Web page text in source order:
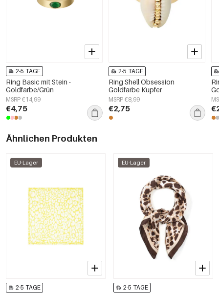
2-5 TAGE
Ring Basic mit Stein -
Goldfarbe/Grün
MSRP €14,99
€4,75
2-5 TAGE
Ring Shell Obsession
Goldfarbe Kupfer
MSRP €8,99
€2,75
Ähnlichen Produkten
EU-Lager
2-5 TAGE
EU-Lager
2-5 TAGE